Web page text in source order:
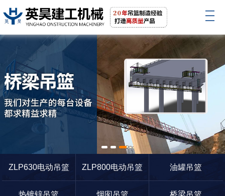
1 2 3
ZLP630电动吊篮
ZLP800电动吊篮 油罐吊篮
热镀锌吊篮 烟囱吊篮 桥梁吊篮